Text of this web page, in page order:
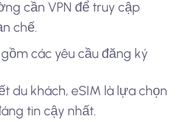
cần VPN để truy cập
chế.
các yêu cầu đăng ký
du khách, eSIM là lựa chọn
tin cậy nhất.